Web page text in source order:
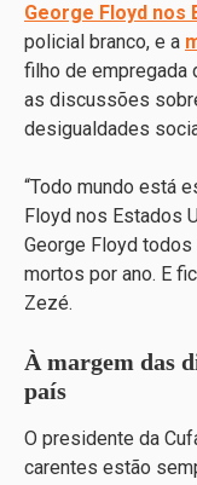
George Floyd nos
policial branco, e a
filho de empregada
as discussões
desigualdades
“Todo mundo está
Floyd nos Estados
George Floyd todos
mortos por ano. E
Zezé.
À margem das
país
O presidente da
carentes estão